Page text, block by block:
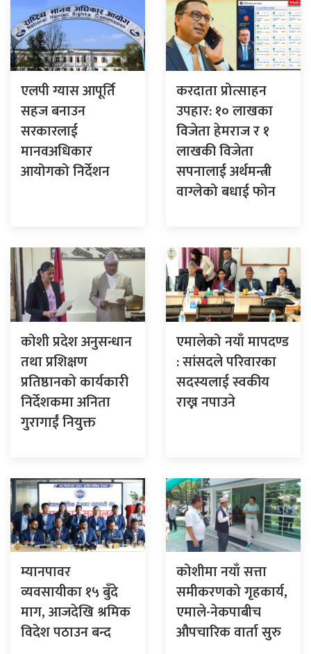
एलपी ग्यास आपूर्ति
सहज बनाउन
सरकारलाई
मानवअधिकार
आयोगको निर्देशन
करदाता प्रोत्साहन
उपहार: १० लाखका
विजेता हेमराज र १
लाखकी विजेता
सपनालाई अर्थमन्त्री
वाग्लेको बधाई फोन
कोशी प्रदेश अनुसन्धान
तथा प्रशिक्षण
प्रतिष्ठानको कार्यकारी
निर्देशकमा अनिता
गुरागाईं नियुक्त
एमालेको नयाँ मापदण्ड
: सांसदले परिवारका
सदस्यलाई स्वकीय
राख्न नपाउने
म्यानपावर
व्यवसायीका १५ बुँदे
माग, आजदेखि श्रमिक
विदेश पठाउन बन्द
कोशीमा नयाँ सत्ता
समीकरणको गृहकार्य,
एमाले-नेकपाबीच
औपचारिक वार्ता सुरु